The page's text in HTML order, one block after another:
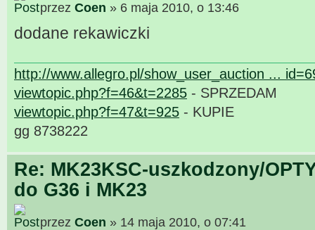
przez Coen » 6 maja 2010, o 13:46
dodane rekawiczki
http://www.allegro.pl/show_user_auction ...
viewtopic.php?f=46&t=2285 - SPRZEDAM
viewtopic.php?f=47&t=925 - KUPIE
gg 8738222
Re: MK23KSC-uszkodzony/
do G36 i MK23
przez Coen » 14 maja 2010, o 07:41